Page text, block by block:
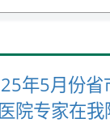
年5月份省
院专家在